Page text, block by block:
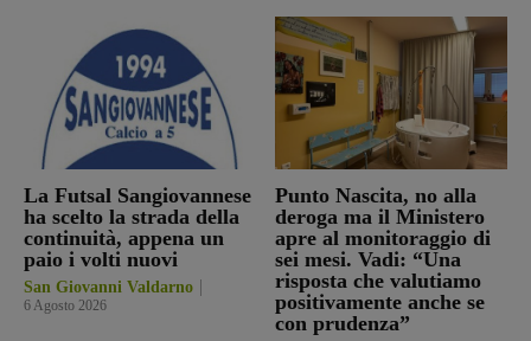
La Futsal Sangiovannese
ha scelto la strada della
continuità, appena un
paio i volti nuovi
San Giovanni Valdarno
6 Agosto 2026
Punto Nascita, no alla
deroga ma il Ministero
apre al monitoraggio di
sei mesi. Vadi: “Una
risposta che valutiamo
positivamente anche se
con prudenza”